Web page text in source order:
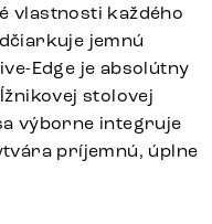
vlastnosti každého
jemnú
Edge je absolútny
stolovej
výborne integruje
príjemnú, úplne